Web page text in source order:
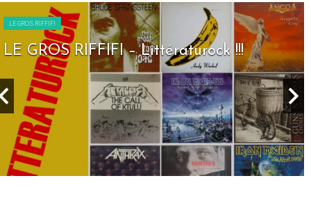
LE GROS RIFFIFI
LE GROS RIFFIFI – Seven Days To Rock !!!